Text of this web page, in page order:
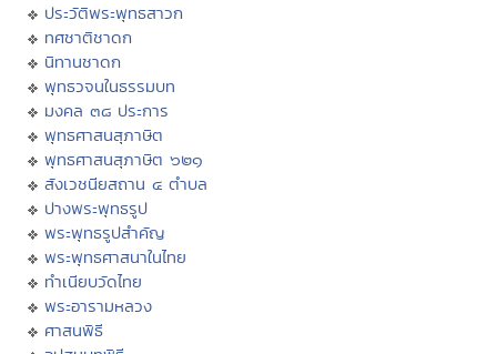
ประวัติพระพุทธสาวก
ทศชาติชาดก
นิทานชาดก
พุทธวจนในธรรมบท
มงคล ๓๘ ประการ
พุทธศาสนสุภาษิต
พุทธศาสนสุภาษิต ๖๒๑
สังเวชนียสถาน ๔ ตำบล
ปางพระพุทธรูป
พระพุทธรูปสำคัญ
พระพุทธศาสนาในไทย
ทำเนียบวัดไทย
พระอารามหลวง
ศาสนพิธี